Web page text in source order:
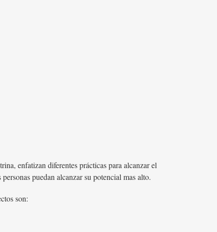
enfatizan diferentes prácticas para alcanzar el
puedan alcanzar su potencial mas alto.
son: